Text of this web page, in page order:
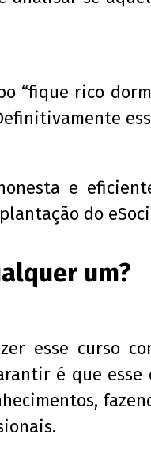
“fique rico
e
do
um?
esse curso
é que esse